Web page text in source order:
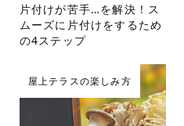
片付けが苦手…を解決！ス
ムーズに片付けをするため
の4ステップ
屋上テラスの楽しみ方